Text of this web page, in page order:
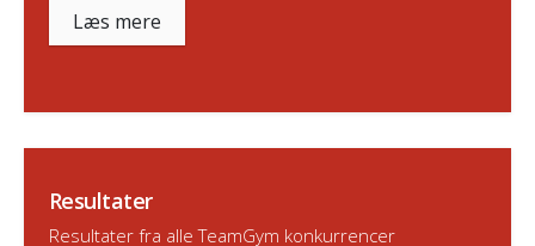
Læs mere
Resultater
Resultater fra alle TeamGym konkurrencer